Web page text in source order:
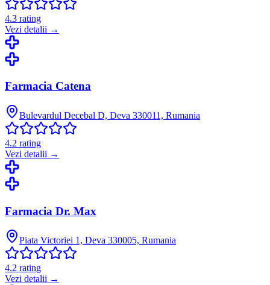
4.3 rating
Vezi detalii →
Farmacia Catena
Bulevardul Decebal D, Deva 330011, Rumania
4.2 rating
Vezi detalii →
Farmacia Dr. Max
Piata Victoriei 1, Deva 330005, Rumania
4.2 rating
Vezi detalii →